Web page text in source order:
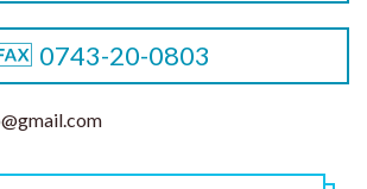
0743-20-0803